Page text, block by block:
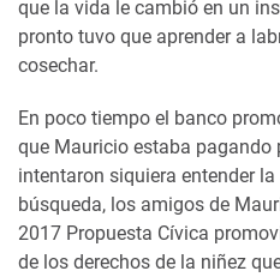
que la vida le cambió en un
pronto tuvo que aprender a
cosechar.
En poco tiempo el banco
que Mauricio estaba pagando
intentaron siquiera entender
búsqueda, los amigos de
2017 Propuesta Cívica
de los derechos de la niñez